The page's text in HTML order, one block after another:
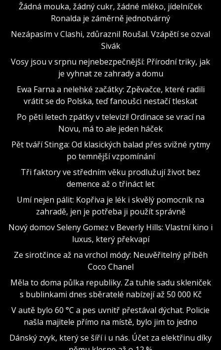
Žádná mouka, žádný cukr, žádné mléko, jídelníček
Ronalda je záměrně jednotvárný
Nezápasím v Clashi, zdůraznil Roušal. Vzápětí se ozval
Sivák
Vosy jsou v srpnu nejnebezpečnější: Přírodní triky, jak
je vyhnat ze zahrady a domu
Ewa Farna a nelehké začátky: Zpěvačce, které radili
vrátit se do Polska, teď fanoušci nestačí tleskat
Po pěti letech zpátky v televizi! Ordinace se vrací na
Novu, má to ale jeden háček
Pět tváří Stinga: Od klasických balad přes svižné rytmy
po temnější vzpomínání
Tři faktory ve středním věku prodlužují život bez
demence až o třináct let
Umí nejen pálit: Kopřiva je lék i skvělý pomocník na
zahradě, jen je potřeba ji použít správně
Nový domov Seleny Gomez v Beverly Hills: Vlastní kino i
luxus, který překvapí
Ze sirotčince až na vrchol módy: Neuvěřitelný příběh
Coco Chanel
Měla to doma půlka republiky. Za tuhle sadu skleniček
s bublinkami dnes sběratelé nabízejí až 50 000 Kč
V autě bylo 60 °C a pes uvnitř přestával dýchat. Policie
našla majitele přímo na místě, bylo jim to jedno
Dánský zvyk, který se šíří i u nás. Účet za elektřinu díky